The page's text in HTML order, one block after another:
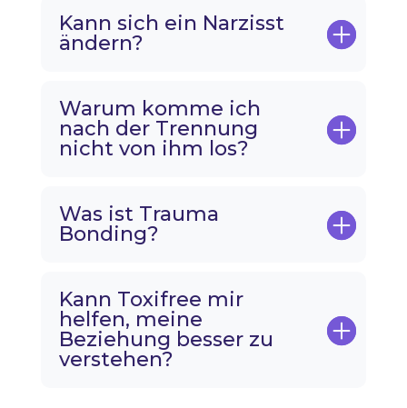
Kann sich ein Narzisst
ändern?
Warum komme ich
nach der Trennung
nicht von ihm los?
Was ist Trauma
Bonding?
Kann Toxifree mir
helfen, meine
Beziehung besser zu
verstehen?